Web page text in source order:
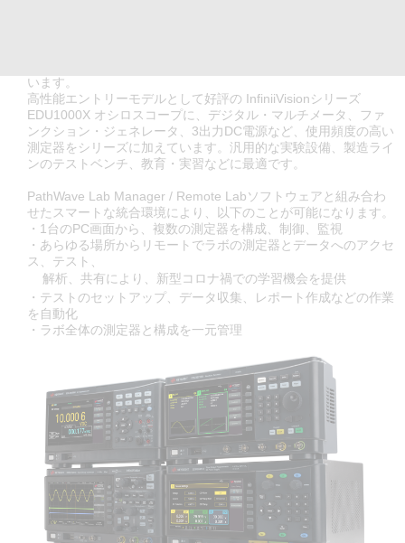
います。
高性能エントリーモデルとして好評の InfiniiVisionシリーズ
EDU1000X オシロスコープに、デジタル・マルチメータ、ファ
ンクション・ジェネレータ、3出力DC電源など、使用頻度の高い
測定器をシリーズに加えています。汎用的な実験設備、製造ライ
ンのテストベンチ、教育・実習などに最適です。
PathWave Lab Manager / Remote Labソフトウェアと組み合わ
せたスマートな統合環境により、以下のことが可能になります。
・1台のPC画面から、複数の測定器を構成、制御、監視
・あらゆる場所からリモートでラボの測定器とデータへのアクセ
ス、テスト、
解析、共有により、新型コロナ禍での学習機会を提供
・テストのセットアップ、データ収集、レポート作成などの作業
を自動化
・ラボ全体の測定器と構成を一元管理